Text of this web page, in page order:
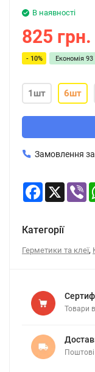
В наявності
825 грн.
- 10% Економія 93
1шт 6шт
Замовлення
Facebook
X
Категорії
Герметики та клеї,
Товари